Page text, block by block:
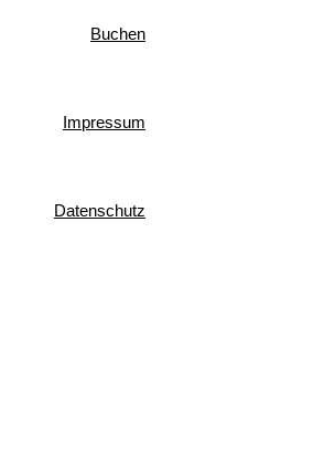
Buchen
Impressum
Datenschutz